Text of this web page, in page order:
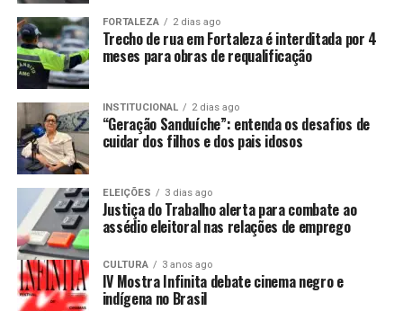
FORTALEZA 2 dias ago
Trecho de rua em Fortaleza é interditada por 4
meses para obras de requalificação
INSTITUCIONAL 2 dias ago
“Geração Sanduíche”: entenda os desafios de
cuidar dos filhos e dos pais idosos
ELEIÇÕES 3 dias ago
Justiça do Trabalho alerta para combate ao
assédio eleitoral nas relações de emprego
CULTURA 3 anos ago
IV Mostra Infinita debate cinema negro e
indígena no Brasil